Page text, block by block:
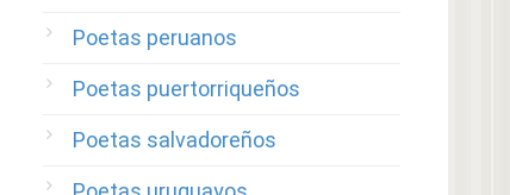
Poetas peruanos
Poetas puertorriqueños
Poetas salvadoreños